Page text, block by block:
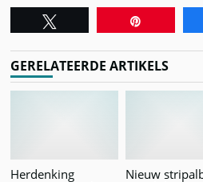
GERELATEERDE ARTIKELS
Herdenking
Nieuw